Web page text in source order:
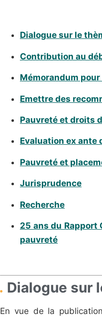
Dialogue sur le
Contribution au
Mémorandum
Emettre des
Pauvreté et droits
Evaluation ex ante
Pauvreté et
Jurisprudence
Recherche
25 ans du Rapport
pauvreté
Dialogue sur
En vue de la